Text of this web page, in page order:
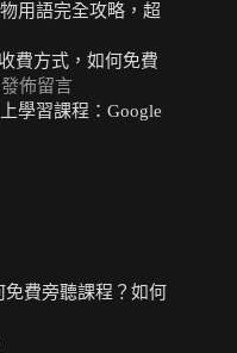
用語完全攻略，超
費方式，如何免費
發佈留言
學習課程：Google
免費旁聽課程？如何